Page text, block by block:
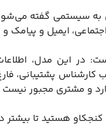
به سیستمی گفته
ایمیل و پیامک و
در این مدل،
و مشتری مجبور نیست
هستید تا بیشتر